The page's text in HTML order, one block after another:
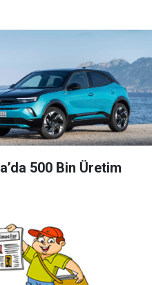
500 Bin Üretim